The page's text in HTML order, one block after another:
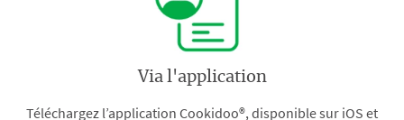
Via l'application
Téléchargez l’application Cookidoo®, disponible sur iOS et